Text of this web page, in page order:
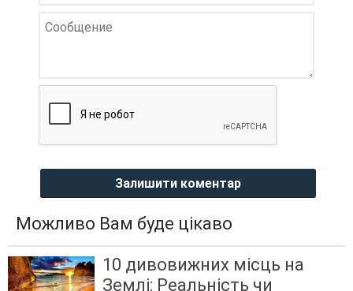
Залишити коментар
Можливо Вам буде цікаво
10 дивовижних місць на
Землі: Реальність чи